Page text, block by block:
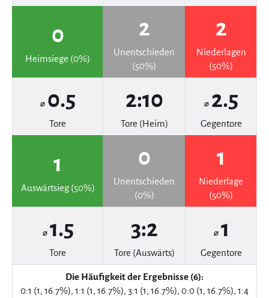
0
Heimsiege (0%)
2
Unentschieden
(50%)
2
Niederlagen
(50%)
⌀ 0.5
Tore
2:10
Tore (Heim)
⌀ 2.5
Gegentore
1
Auswärtsieg (50%)
0
Unentschieden
(0%)
1
Niederlage
(50%)
⌀ 1.5
Tore
3:2
Tore (Auswärts)
⌀ 1
Gegentore
Die Häufigkeit der Ergebnisse (6):
0:1 (1, 16.7%), 1:1 (1, 16.7%), 3:1 (1, 16.7%), 0:0 (1, 16.7%), 1:4